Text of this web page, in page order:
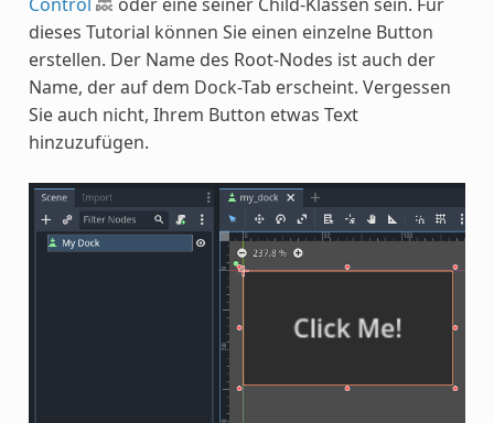
dieses Tutorial können Sie einen einzelne Button
erstellen. Der Name des Root-Nodes ist auch der
Name, der auf dem Dock-Tab erscheint. Vergessen
Sie auch nicht, Ihrem Button etwas Text
hinzuzufügen.